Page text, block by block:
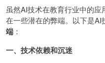
虽然AI技术在教育行业中的
在一些潜在的弊端。以下是
端 ：
一、技术依赖和沉迷